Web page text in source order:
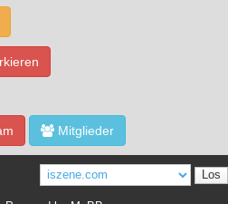
Mitglieder